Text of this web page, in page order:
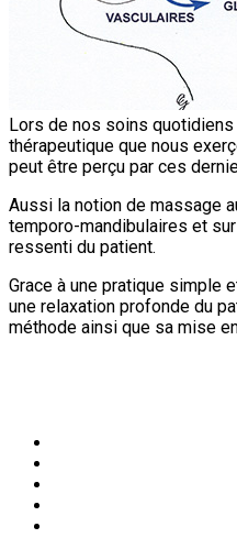
Lors de nos soins
thérapeutique que nous
peut être perçu par ces
Aussi la notion de massage
temporo-mandibulaires et
ressenti du patient.
Grace à une pratique simple
une relaxation profonde du
méthode ainsi que sa mise